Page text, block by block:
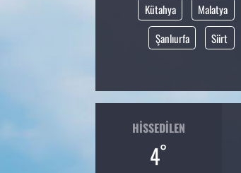
Kütahya
Malatya
Şanlıurfa
Siirt
HISSEDILEN
4°